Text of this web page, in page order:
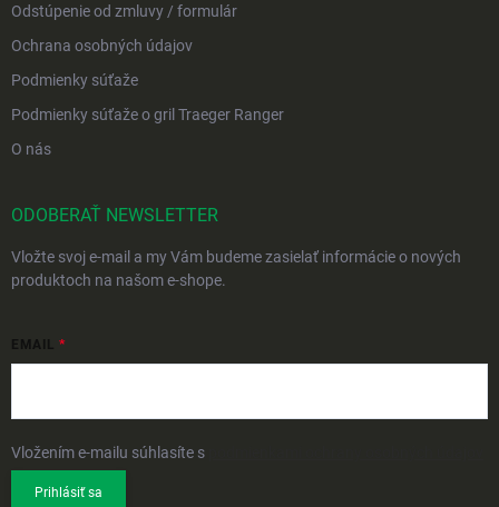
Odstúpenie od zmluvy / formulár
Ochrana osobných údajov
Podmienky súťaže
Podmienky súťaže o gril Traeger Ranger
O nás
ODOBERAŤ NEWSLETTER
Vložte svoj e-mail a my Vám budeme zasielať informácie o nových
produktoch na našom e-shope.
EMAIL
Vložením e-mailu súhlasíte s
Prihlásiť sa